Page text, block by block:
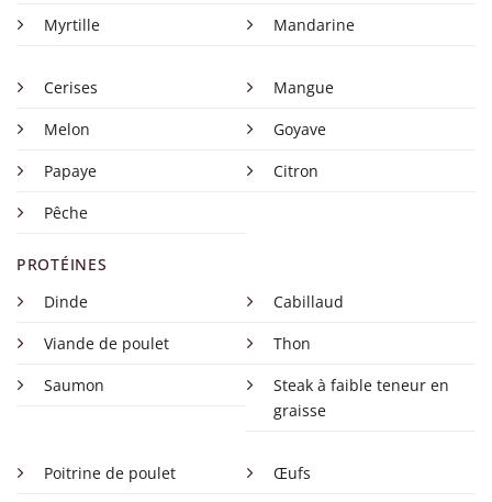
Myrtille
Mandarine
Cerises
Melon
Papaye
Pêche
Mangue
Goyave
Citron
PROTÉINES
Dinde
Viande de poulet
Saumon
Cabillaud
Thon
Steak à faible teneur en
graisse
Poitrine de poulet
Œufs